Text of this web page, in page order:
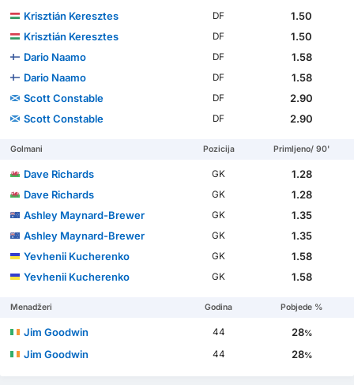
Krisztián Keresztes
DF
1.50
Krisztián Keresztes
DF
1.50
Dario Naamo
DF
1.58
Dario Naamo
DF
1.58
Scott Constable
DF
2.90
Scott Constable
DF 2.90
Golmani Pozicija Primljeno/ 90'
Dave Richards GK
1.28
Dave Richards
GK
1.28
Ashley Maynard-Brewer
GK
1.35
Ashley Maynard-Brewer
GK
1.35
Yevhenii Kucherenko
GK
1.58
Yevhenii Kucherenko
GK 1.58
Menadžeri Godina Pobjede %
Jim Goodwin 44 28%
Jim Goodwin 44 28%